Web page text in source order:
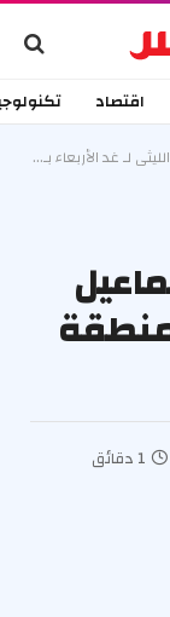
اقتصاد
الأربعاء بـ منطقة إمبابة
منطقة
1 دقائق